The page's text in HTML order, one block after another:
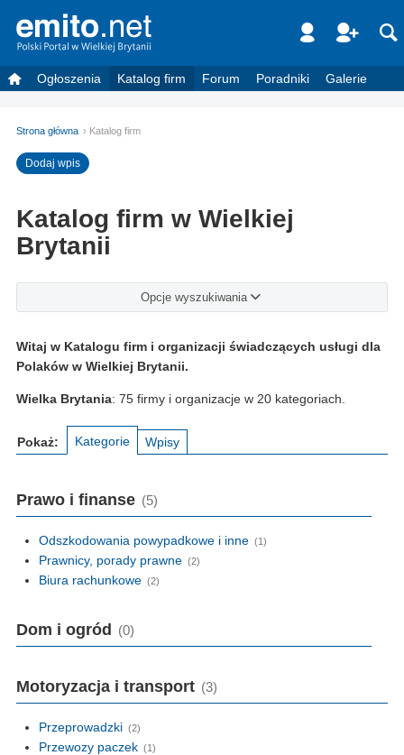
Ogłoszenia Katalog firm Forum Poradniki Galerie
Strona główna Katalog firm
Dodaj wpis
Katalog firm w Wielkiej
Brytanii
Opcje wyszukiwania
Witaj w Katalogu firm i organizacji świadczących usługi dla
Polaków w Wielkiej Brytanii.
Wielka Brytania: 75 firmy i organizacje w 20 kategoriach.
Pokaż: Kategorie Wpisy
Prawo i finanse (5)
Odszkodowania powypadkowe i inne (1)
Prawnicy, porady prawne (2)
Biura rachunkowe (2)
Dom i ogród (0)
Motoryzacja i transport (3)
Przeprowadzki (2)
Przewozy paczek (1)